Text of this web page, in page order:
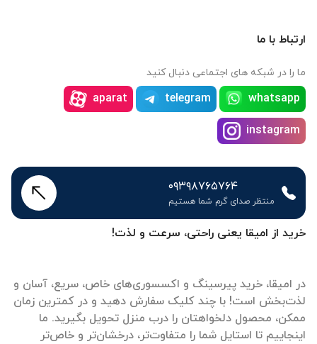
خرید از امیقا یعنی راحتی، سرعت و لذت!
در امیقا، خرید پیرسینگ و اکسسوری‌های خاص، سریع، آسان و
لذت‌بخش است! با چند کلیک سفارش دهید و در کمترین زمان
ممکن، محصول دلخواهتان را درب منزل تحویل بگیرید. ما
اینجاییم تا استایل شما را متفاوت‌تر، درخشان‌تر و خاص‌تر
ارتباط با ما
ما را در شبکه های اجتماعی دنبال کنید
whatsapp
telegram
aparat
instagram
۰۹۳۹۸۷۶۵۷۶۴
منتظر صدای گرم شما هستیم